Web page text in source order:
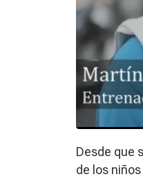
Desde que
de los